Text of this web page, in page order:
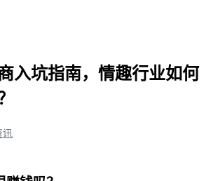
入坑指南，情趣行业如何
讯